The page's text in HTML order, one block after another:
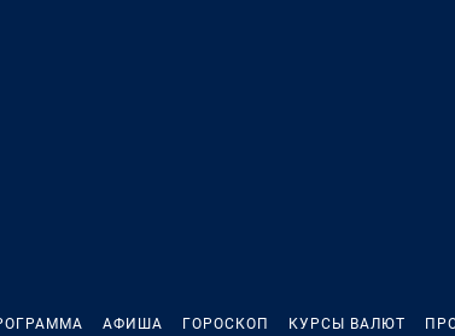
АФИША ГОРОСКОП КУРСЫ ВАЛЮТ